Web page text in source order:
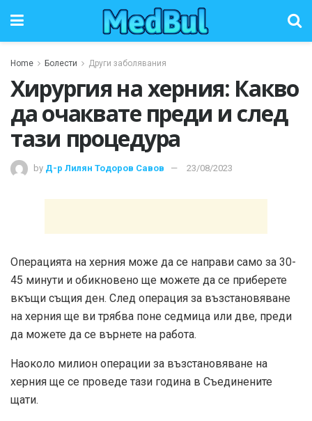
Home Болести Други заболявания
Хирургия на херния: Какво
да очаквате преди и след
тази процедура
by Д-р Лилян Тодоров Савов 23/08/2023
Операцията на херния може да се направи само за 30-
45 минути и обикновено ще можете да се приберете
вкъщи същия ден. След операция за възстановяване
на херния ще ви трябва поне седмица или две, преди
да можете да се върнете на работа.
Наоколо милион операции за възстановяване на
херния ще се проведе тази година в Съединените
щати.